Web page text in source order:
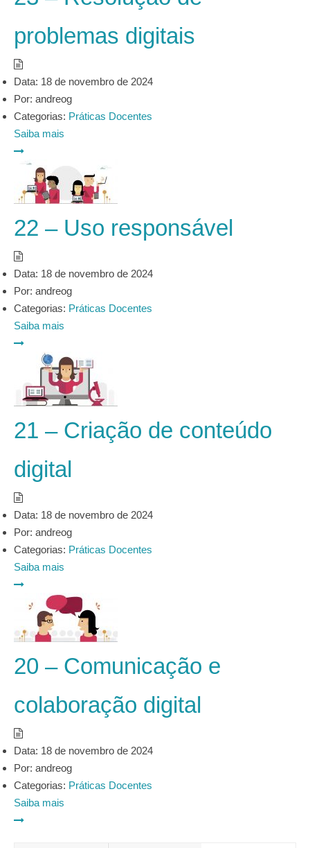
problemas digitais
Data: 18 de novembro de 2024
Por: andreog
Categorias: Práticas Docentes
Saiba mais
22 – Uso responsável
Data: 18 de novembro de 2024
Por: andreog
Categorias: Práticas Docentes
Saiba mais
21 – Criação de conteúdo
digital
Data: 18 de novembro de 2024
Por: andreog
Categorias: Práticas Docentes
Saiba mais
20 – Comunicação e
colaboração digital
Data: 18 de novembro de 2024
Por: andreog
Categorias: Práticas Docentes
Saiba mais